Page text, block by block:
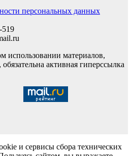
персональных данных
519
использовании материалов,
активная гиперссылка
и сервисы сбора технических